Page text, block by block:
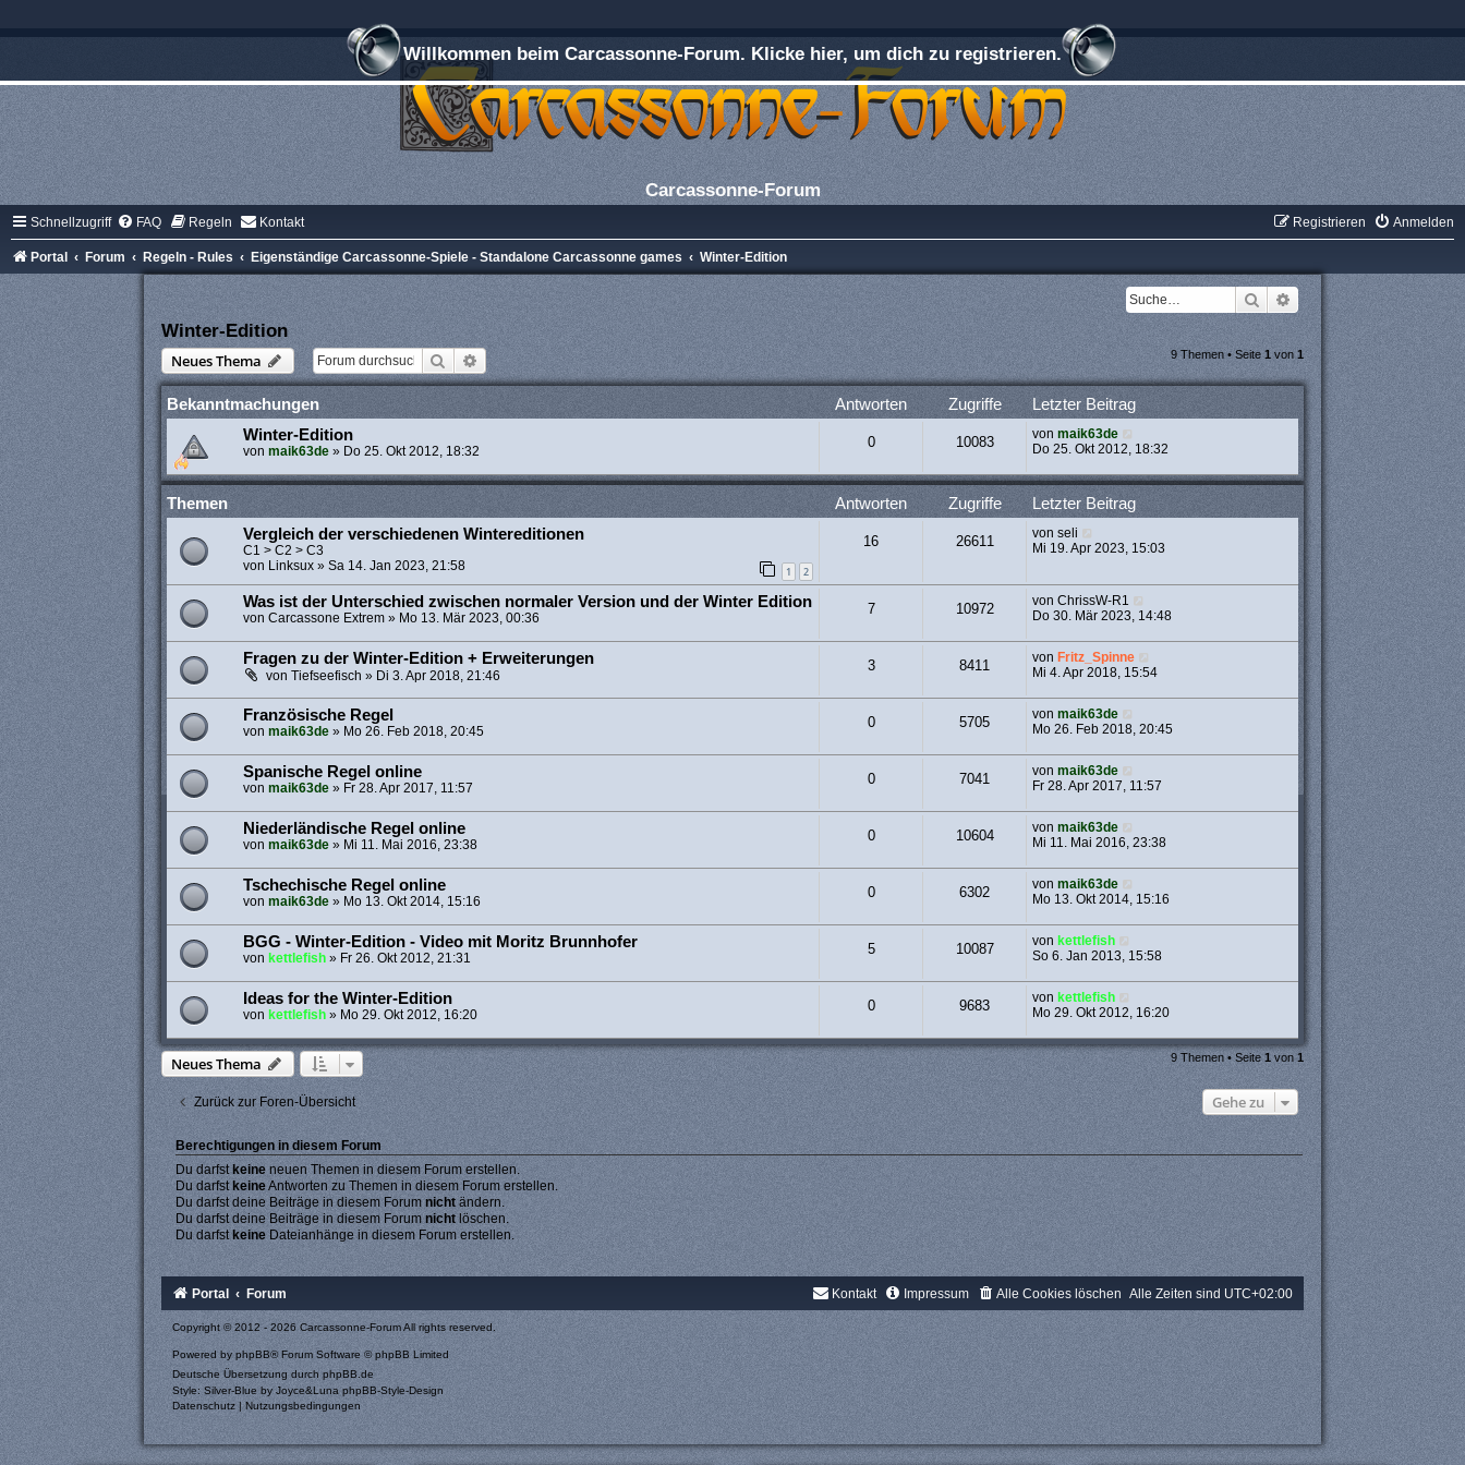
Willkommen beim Carcassonne-Forum. Klicke hier, um dich zu registrieren.
Carcassonne-Forum
Schnellzugriff FAQ Regeln Kontakt Anmelden
Registrieren
Portal Forum Regeln - Rules Eigenständige Carcassonne-Spiele - Standalone Carcassonne games Winter-Edition
Suche
Erweiterte Suche
Winter-Edition
Neues Thema
Suche Erweiterte Suche 9 Themen • Seite1 von1
Bekanntmachungen Antworten Zugriffe Letzter Beitrag
Winter-Edition
von maik63de» Do 25. Okt 2012, 18:32
0 10083 vonmaik63de
Do 25. Okt 2012, 18:32
Themen Antworten Zugriffe Letzter Beitrag
Vergleich der verschiedenen Wintereditionen
C1 > C2 > C3
von Linksux» Sa 14. Jan 2023, 21:58 1 2
16 26611 vonseli
Mi 19. Apr 2023, 15:03
Was ist der Unterschied zwischen normaler Version und der Winter Edition
von Carcassone Extrem» Mo 13. Mär 2023, 00:36
7 10972 vonChrissW-R1
Do 30. Mär 2023, 14:48
Fragen zu der Winter-Edition + Erweiterungen
von Tiefseefisch » Di 3. Apr 2018, 21:46
3 8411 vonFritz_Spinne
Mi 4. Apr 2018, 15:54
Französische Regel
von maik63de» Mo 26. Feb 2018, 20:45
0 5705 vonmaik63de
Mo 26. Feb 2018, 20:45
Spanische Regel online
von maik63de» Fr 28. Apr 2017, 11:57
0 7041 vonmaik63de
Fr 28. Apr 2017, 11:57
Niederländische Regel online
von maik63de» Mi 11. Mai 2016, 23:38
0 10604 vonmaik63de
Mi 11. Mai 2016, 23:38
Tschechische Regel online
von maik63de» Mo 13. Okt 2014, 15:16
0 6302 vonmaik63de
Mo 13. Okt 2014, 15:16
BGG - Winter-Edition - Video mit Moritz Brunnhofer
von kettlefish» Fr 26. Okt 2012, 21:31
5 10087 vonkettlefish
So 6. Jan 2013, 15:58
Ideas for the Winter-Edition
von kettlefish» Mo 29. Okt 2012, 16:20
0 9683 vonkettlefish
Mo 29. Okt 2012, 16:20
Neues Thema 9 Themen • Seite1 von1
Zurück zur Foren-Übersicht Gehe zu
Berechtigungen in diesem Forum
Du darfstkeineneuen Themen in diesem Forum erstellen.
Du darfstkeineAntworten zu Themen in diesem Forum erstellen.
Du darfst deine Beiträge in diesem Forumnichtändern.
Du darfst deine Beiträge in diesem Forumnichtlöschen.
Du darfstkeineDateianhänge in diesem Forum erstellen.
Portal Forum Alle Zeiten sind UTC+02:00
Alle Cookies löschen
Impressum
Kontakt
Copyright © 2012 - 2026 Carcassonne-Forum All rights reserved.
Powered by phpBB® Forum Software © phpBB Limited
Deutsche Übersetzung durch phpBB.de
Style: Silver-Blue by Joyce&Luna phpBB-Style-Design
Datenschutz |Nutzungsbedingungen